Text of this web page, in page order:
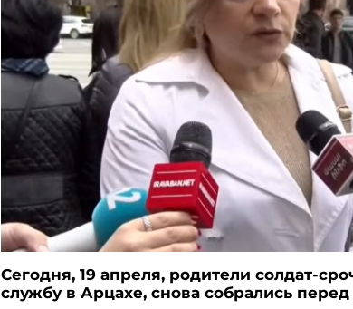
Сегодня, 19 апреля, родители солдат-
службу в Арцахе, снова собрались